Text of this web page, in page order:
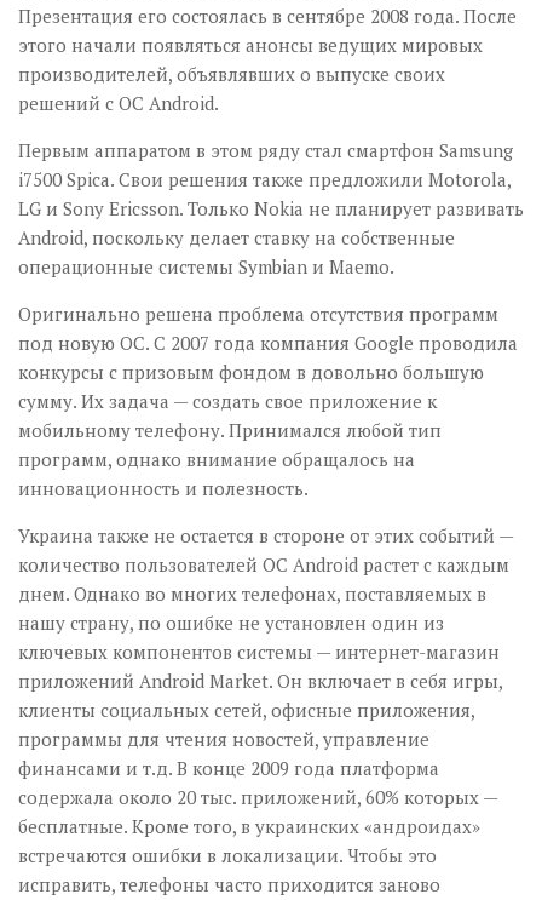
Презентация его состоялась в сентябре 2008 года. После
этого начали появляться анонсы ведущих мировых
производителей, объявлявших о выпуске своих
решений с ОС Android.
Первым аппаратом в этом ряду стал смартфон Samsung
i7500 Spica. Свои решения также предложили Motorola,
LG и Sony Ericsson. Только Nokia не планирует развивать
Android, поскольку делает ставку на собственные
операционные системы Symbian и Maemo.
Оригинально решена проблема отсутствия программ
под новую ОС. С 2007 года компания Google проводила
конкурсы с призовым фондом в довольно большую
сумму. Их задача — создать свое приложение к
мобильному телефону. Принимался любой тип
программ, однако внимание обращалось на
инновацион­ность и полезность.
Украина также не остается в стороне от этих событий —
количество пользователей OC Android растет с каждым
днем. Однако во многих телефонах, поставляемых в
нашу страну, по ошибке не установлен один из
ключевых компонентов системы — ин­тер­нет-ма­га­зин
приложений Android Market. Он включает в себя игры,
клиенты социальных сетей, офисные приложения,
программы для чтения новостей, управление
финансами и т.д. В конце 2009 года платформа
содержала около 20 тыс. приложений, 60% которых —
бесплатные. Кроме того, в украинских «андроидах»
встречаются ошибки в локализации. Чтобы это
исправить, телефоны часто приходится заново